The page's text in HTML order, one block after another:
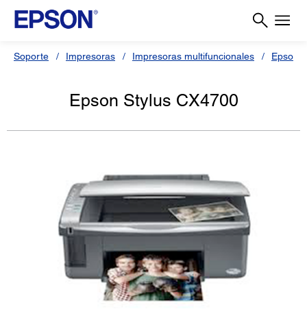
Soporte Impresoras Impresoras multifuncionales Epson
Epson Stylus CX4700